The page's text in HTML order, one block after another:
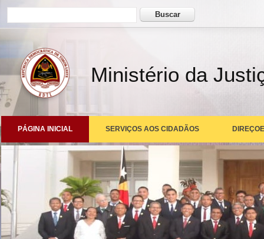
Formulário de busca Buscar
Ministério da
PÁGINA INICIAL SERVIÇOS AOS CIDADÃOS